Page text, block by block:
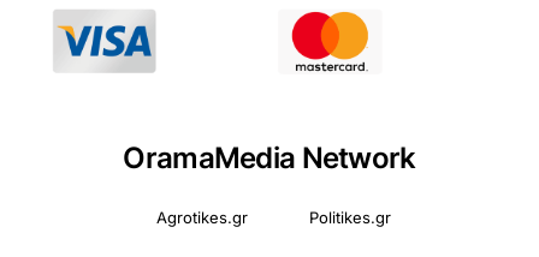
OramaMedia Network
Agrotikes.gr Politikes.gr